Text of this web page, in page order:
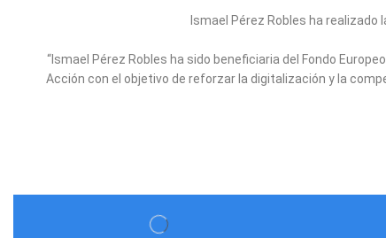
Ismael Pérez Robles ha realizado
“Ismael Pérez Robles ha sido beneficiaria del Fondo
Acción con el objetivo de reforzar la digitalización y la